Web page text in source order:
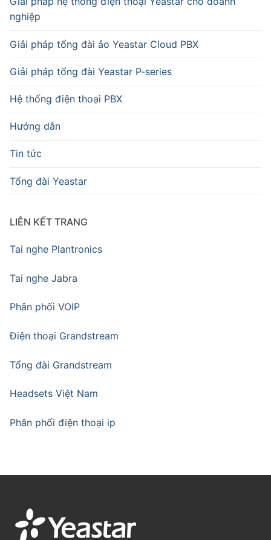
nghiệp
Giải pháp tổng đài ảo Yeastar Cloud PBX
Giải pháp tổng đài Yeastar P-series
Hệ thống điện thoại PBX
Hướng dẫn
Tin tức
Tổng đài Yeastar
LIÊN KẾT TRANG
Tai nghe Plantronics
Tai nghe Jabra
Phân phối VOIP
Điện thoại Grandstream
Tổng đài Grandstream
Headsets Việt Nam
Phân phối điện thoại ip